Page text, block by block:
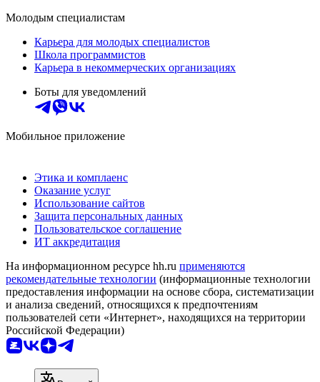
Молодым специалистам
Карьера для молодых специалистов
Школа программистов
Карьера в некоммерческих организациях
Боты для уведомлений
Мобильное приложение
Этика и комплаенс
Оказание услуг
Использование сайтов
Защита персональных данных
Пользовательское соглашение
ИТ аккредитация
На информационном ресурсе hh.ru применяются
рекомендательные технологии (информационные технологии
предоставления информации на основе сбора, систематизации
и анализа сведений, относящихся к предпочтениям
пользователей сети «Интернет», находящихся на территории
Российской Федерации)